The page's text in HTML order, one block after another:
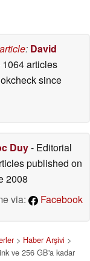
: David
1064 articles
since
Duy- Editorial
published on
2008
via:
Facebook
> Haber Arşivi >
ve 256 GB'a kadar